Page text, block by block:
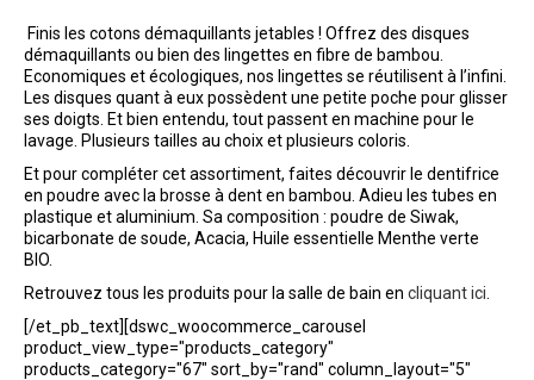
Finis les cotons démaquillants jetables ! Offrez des disques
démaquillants ou bien des lingettes en fibre de bambou.
Economiques et écologiques, nos lingettes se réutilisent à l’infini.
Les disques quant à eux possèdent une petite poche pour glisser
ses doigts. Et bien entendu, tout passent en machine pour le
lavage. Plusieurs tailles au choix et plusieurs coloris.
Et pour compléter cet assortiment, faites découvrir le dentifrice
en poudre avec la brosse à dent en bambou. Adieu les tubes en
plastique et aluminium. Sa composition : poudre de Siwak,
bicarbonate de soude, Acacia, Huile essentielle Menthe verte
BIO.
Retrouvez tous les produits pour la salle de bain en cliquant ici
[/et_pb_text][dswc_woocommerce_carousel
product_view_type="products_category"
products_category="67" sort_by="rand" column_layout="5"